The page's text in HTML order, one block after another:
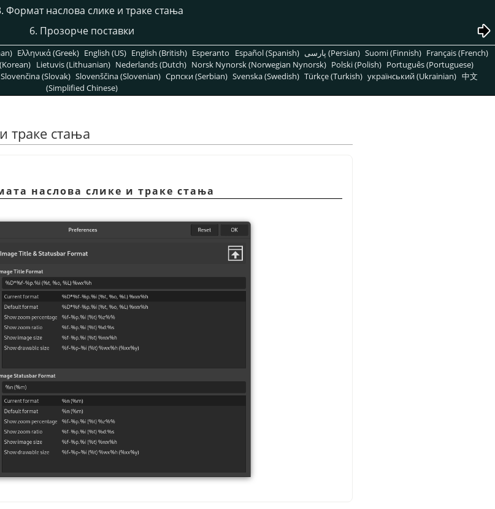
Формат наслова слике и траке стања
6. Прозорче поставки
Ελληνικά (Greek) English (US) English (British) Esperanto Español (Spanish) پارسی (Persian) Suomi (Finnish) Français (French)
Lietuvis (Lithuanian) Nederlands (Dutch) Norsk Nynorsk (Norwegian Nynorsk) Polski (Polish) Português (Portuguese)
Slovenčina (Slovak) Slovenščina (Slovenian) Српски (Serbian) Svenska (Swedish) Türkçe (Turkish) український (Ukrainian) 中文
(Simplified Chinese)
траке стања
наслова слике и траке стања